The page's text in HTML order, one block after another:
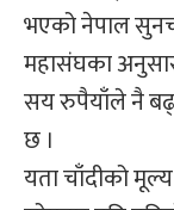
भएको नेपाल
महासंघका
सय रुपैयाँले नै
छ ।
यता चाँदीको